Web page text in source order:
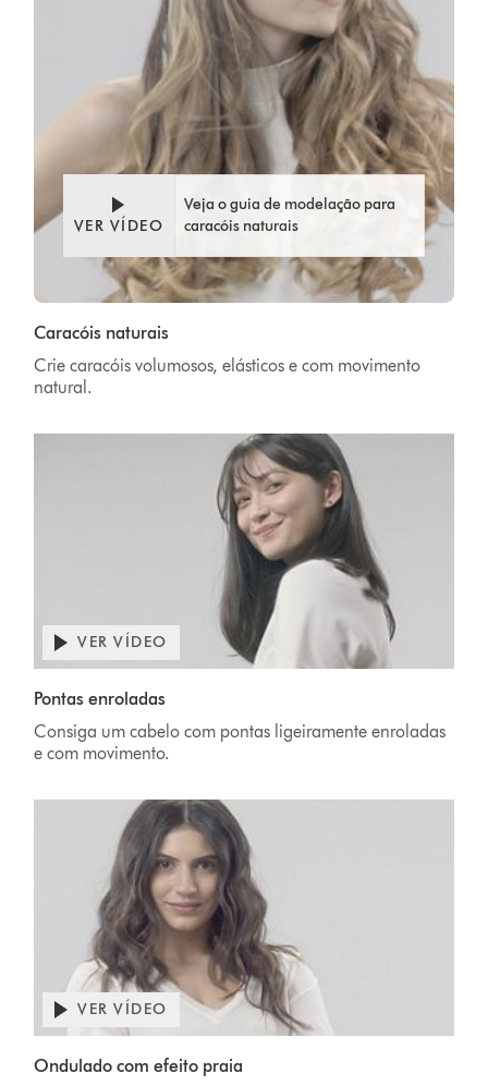
VER VÍDEO
Veja o guia de modelação para
caracóis naturais
Caracóis naturais
Crie caracóis volumosos, elásticos e com movimento
natural.
VER VÍDEO
Pontas enroladas
Consiga um cabelo com pontas ligeiramente enroladas
e com movimento.
VER VÍDEO
Ondulado com efeito praia